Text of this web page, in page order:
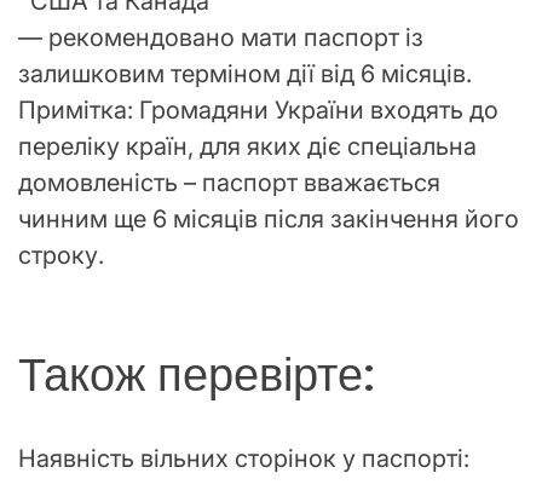
— рекомендовано мати паспорт із
залишковим терміном дії від 6 місяців.
Примітка: Громадяни України входять до
переліку країн, для яких діє спеціальна
домовленість – паспорт вважається
чинним ще 6 місяців після закінчення його
строку.
Також перевірте:
Наявність вільних сторінок у паспорті: